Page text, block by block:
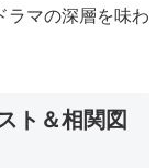
ラマの深層を味わ
ト＆相関図